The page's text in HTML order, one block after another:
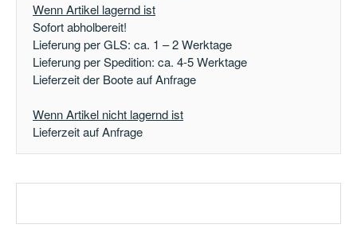
Wenn Artikel lagernd ist
Sofort abholbereit!
Lieferung per GLS: ca. 1 – 2 Werktage
Lieferung per Spedition: ca. 4-5 Werktage
Lieferzeit der Boote auf Anfrage
Wenn Artikel nicht lagernd ist
Lieferzeit auf Anfrage